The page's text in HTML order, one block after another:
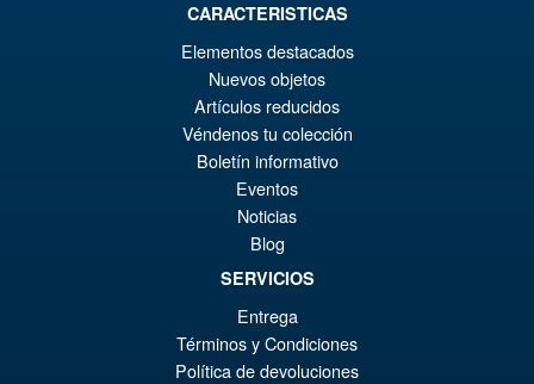
CARACTERISTICAS
Elementos destacados
Nuevos objetos
Artículos reducidos
Véndenos tu colección
Boletín informativo
Eventos
Noticias
Blog
SERVICIOS
Entrega
Términos y Condiciones
Política de devoluciones